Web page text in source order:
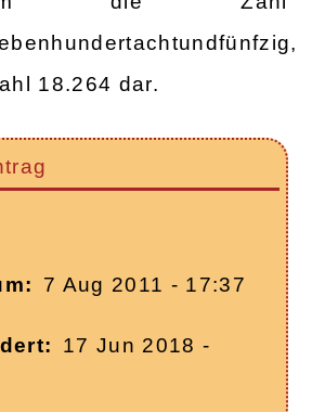
18.264 dar.
7 Aug 2011 - 17:37
17 Jun 2018 -